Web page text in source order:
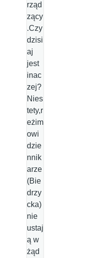
rząd
zący
.Czy
dzisi
aj
jest
inac
zej?
Nies
tety,r
eżim
owi
dzie
nnik
arze
(Bie
drzy
cka)
nie
ustaj
ą w
żąd